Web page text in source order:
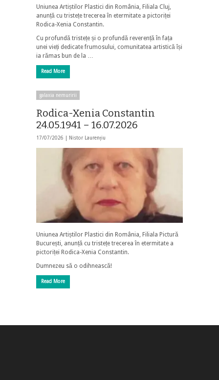
Uniunea Artiștilor Plastici din România, Filiala Cluj,
anunță cu tristețe trecerea în etermitate a pictoriței
Rodica-Xenia Constantin.
Cu profundă tristețe și o profundă reverență în fața
unei vieți dedicate frumosului, comunitatea artistică își
ia rămas bun de la …
Read More
galaxia nemuririi
Rodica-Xenia Constantin
24.05.1941 – 16.07.2026
17/07/2026 | Nistor Laurențiu
Uniunea Artiștilor Plastici din România, Filiala Pictură
București, anunță cu tristețe trecerea în etermitate a
pictoriței Rodica-Xenia Constantin.
Dumnezeu să o odihnească!
Read More